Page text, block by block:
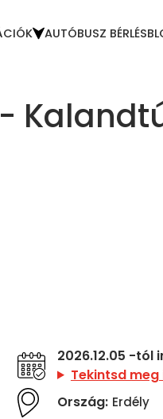
AUTÓBUSZ BÉRLÉS
2026.12.05 -tól
Tekintsd
Ország: Erdély